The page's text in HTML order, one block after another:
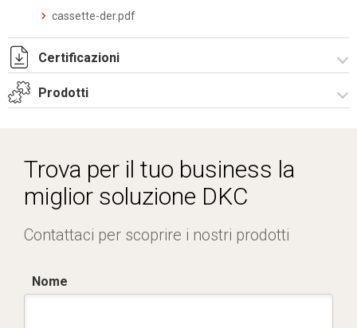
cassette-der.pdf
Certificazioni
Dich. CE serie UPM.pdf
Prodotti
Trova per il tuo business la
miglior soluzione DKC
Contattaci per scoprire i nostri prodotti
Nome